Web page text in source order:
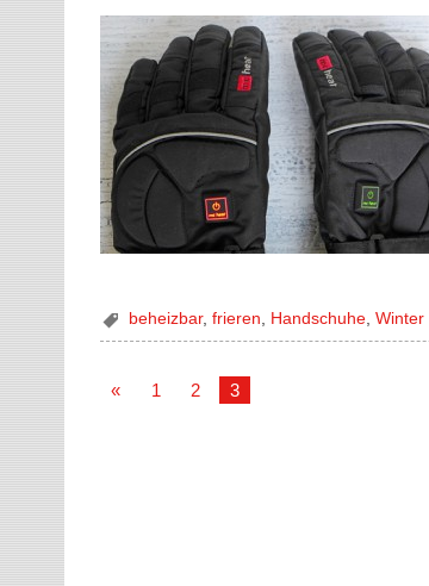
beheizbar,frieren Handschuhe ,Winter
« 1 2 3